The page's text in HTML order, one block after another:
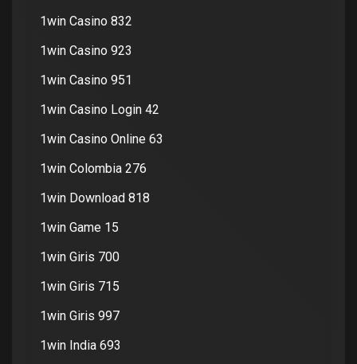
1win Casino 832
1win Casino 923
1win Casino 951
1win Casino Login 42
1win Casino Online 63
1win Colombia 276
1win Download 818
1win Game 15
1win Giris 700
1win Giris 715
1win Giris 997
1win India 693